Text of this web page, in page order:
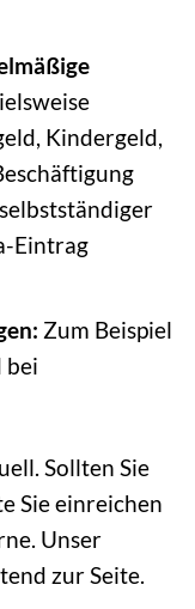
Kindergeld,
Eintrag
Zum Beispiel
bei
Sollten Sie
Sie einreichen
Unser
zur Seite.